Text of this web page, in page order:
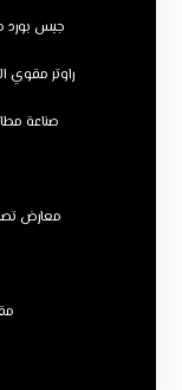
جبس بورد
راوتر مقوي
صناعة
معارض